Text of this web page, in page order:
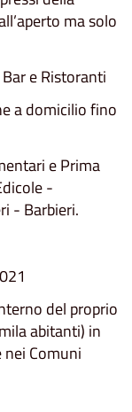
ma solo
e Ristoranti
a domicilio fino
e Prima
-
- Barbieri.
del proprio
abitanti) in
Comuni